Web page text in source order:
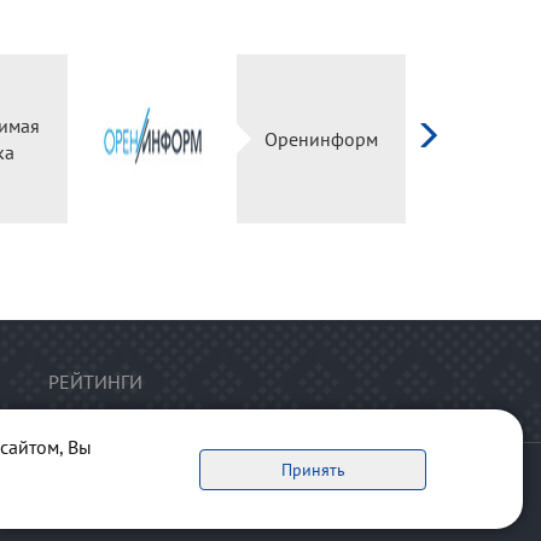
Оренинформ
Вы
Принять
РЕЙТИНГИ
обязательна.